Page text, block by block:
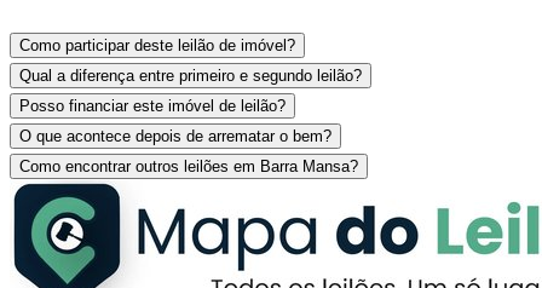
Como participar deste leilão de imóvel?
Qual a diferença entre primeiro e segundo leilão?
Posso financiar este imóvel de leilão?
O que acontece depois de arrematar o bem?
Como encontrar outros leilões em Barra Mansa?